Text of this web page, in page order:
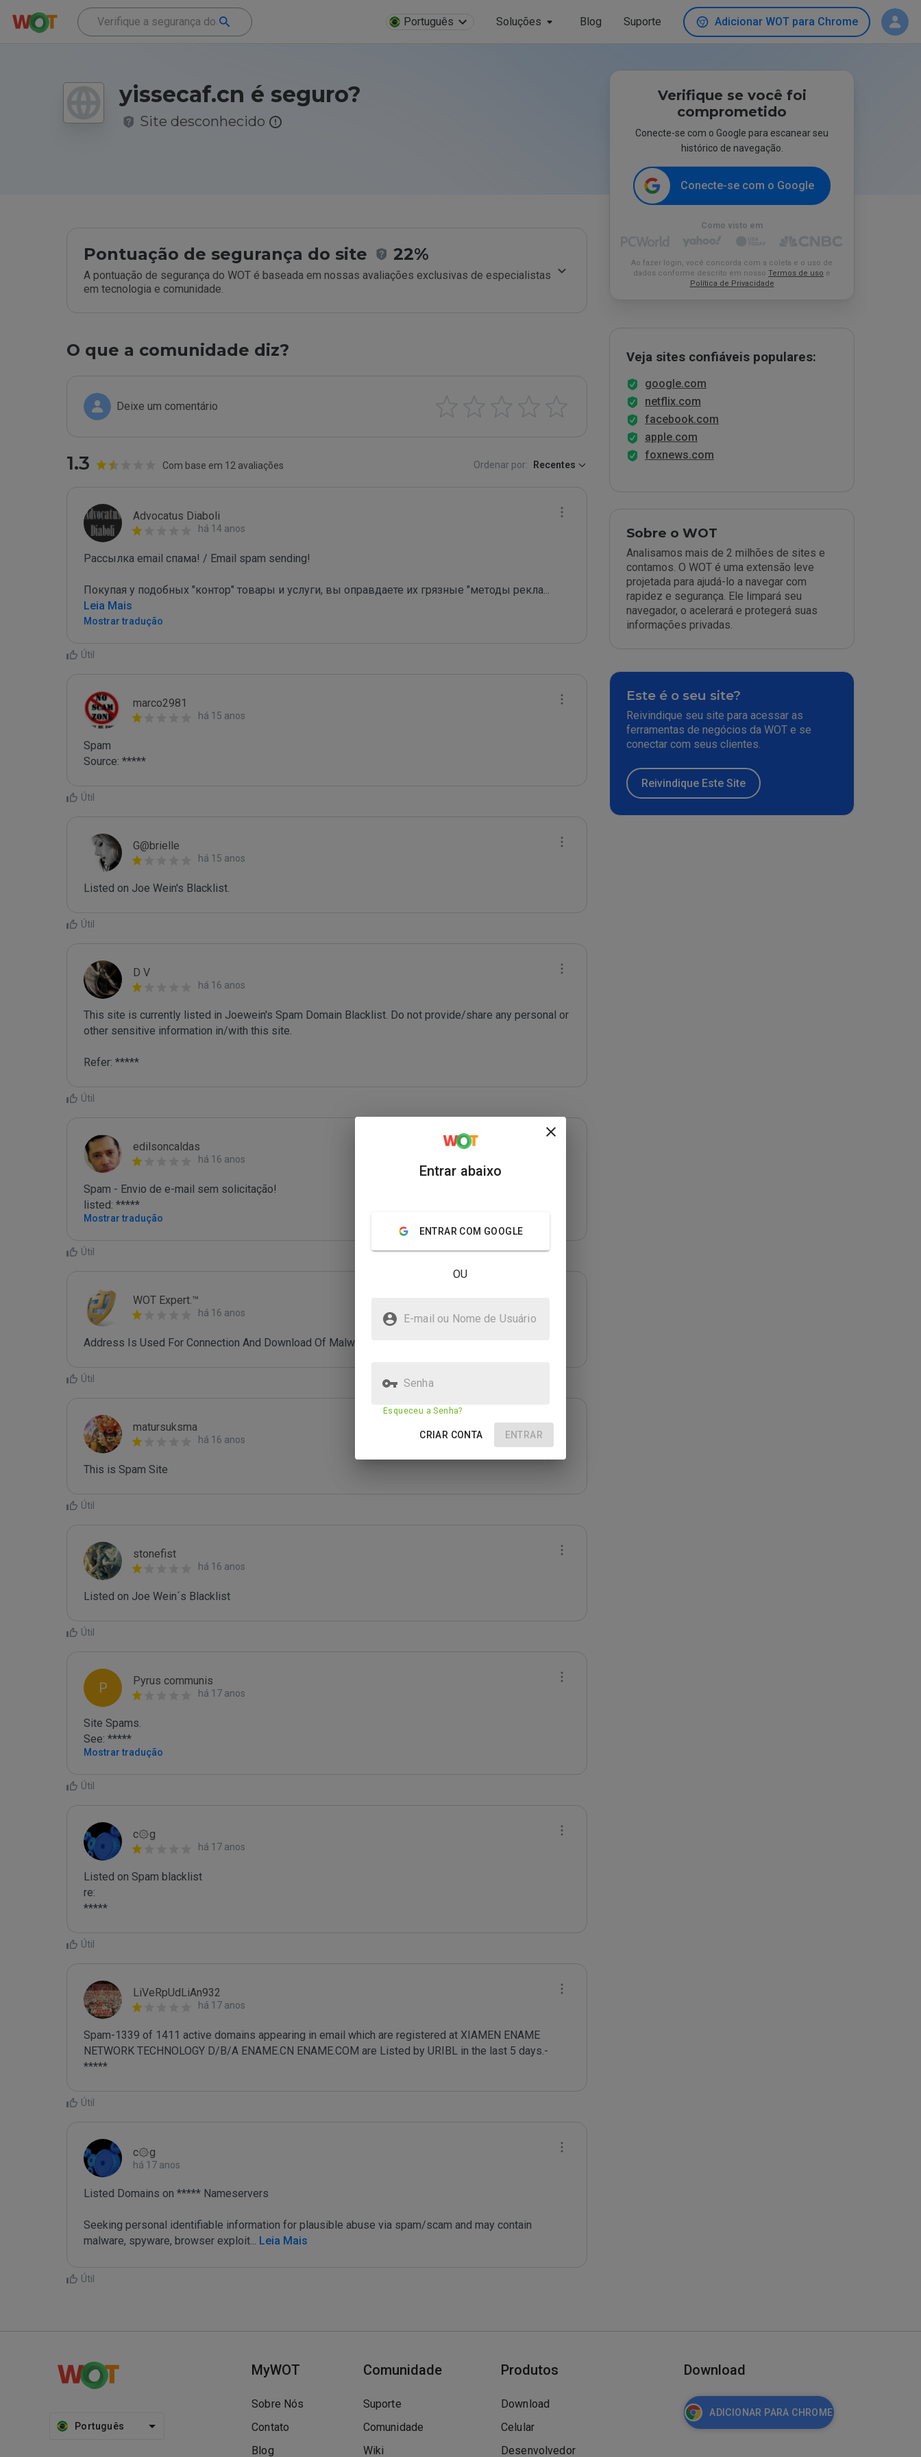
Português Soluções Blog Suporte Adicionar WOT para Chrome
yissecaf.cn é seguro?
Site desconhecido
Pontuação de segurança do site 22%
A pontuação de segurança do WOT é baseada em nossas avaliações exclusivas de especialistas
em tecnologia e comunidade.
O que a comunidade diz?
Deixe um comentário
1.3 Com base em 12 avaliações Ordenar por: Recentes
Advocatus Diaboli
há 14 anos
Рассылка email спама! / Email spam sending!
Покупая у подобных "контор" товары и услуги, вы оправдаете их грязные "методы рекла...
Leia Mais
Mostrar tradução
Útil
marco2981
há 15 anos
Spam
Source: *****
Útil
G@brielle
há 15 anos
Listed on Joe Wein's Blacklist.
Útil
D V
há 16 anos
This site is currently listed in Joewein's Spam Domain Blacklist. Do not provide/share any personal or
other sensitive information in/with this site.
Refer: *****
Útil
edilsoncaldas
há 16 anos
Spam - Envio de e-mail sem solicitação!
listed: *****
Mostrar tradução
Útil
WOT Expert.™
há 16 anos
Address Is Used For Connection And Download Of Malware.
Útil
matursuksma
há 16 anos
This is Spam Site
Útil
stonefist
há 16 anos
Listed on Joe Wein´s Blacklist
Útil
P Pyrus communis
há 17 anos
Site Spams.
See: *****
Mostrar tradução
Útil
c۞g
há 17 anos
Listed on Spam blacklist
re:
*****
Útil
LiVeRpUdLiAn932
há 17 anos
Spam-1339 of 1411 active domains appearing in email which are registered at XIAMEN ENAME
NETWORK TECHNOLOGY D/B/A ENAME.CN ENAME.COM are Listed by URIBL in the last 5 days.-
*****
Útil
c۞g
há 17 anos
Listed Domains on ***** Nameservers
Seeking personal identifiable information for plausible abuse via spam/scam and may contain
malware, spyware, browser exploit... Leia Mais
Útil
Verifique se você foi
comprometido
Conecte-se com o Google para escanear seu
histórico de navegação.
Conecte-se com o Google
Como visto em
Ao fazer login, você concorda com a coleta e o uso de
dados conforme descrito em nosso Termos de uso e
Política de Privacidade
Veja sites confiáveis populares:
google.com
netflix.com
facebook.com
apple.com
foxnews.com
Sobre o WOT
Analisamos mais de 2 milhões de sites e
contamos. O WOT é uma extensão leve
projetada para ajudá-lo a navegar com
rapidez e segurança. Ele limpará seu
navegador, o acelerará e protegerá suas
informações privadas.
Este é o seu site?
Reivindique seu site para acessar as
ferramentas de negócios da WOT e se
conectar com seus clientes.
Reivindique Este Site
Português
MyWOT
Sobre Nós
Contato
Blog
Comunidade
Suporte
Comunidade
Wiki
Produtos
Download
Celular
Desenvolvedor
Download
ADICIONAR PARA CHROME
Entrar abaixo
ENTRAR COM GOOGLE
OU
E-mail ou Nome de Usuário
Senha
Esqueceu a Senha?
CRIAR CONTA ENTRAR